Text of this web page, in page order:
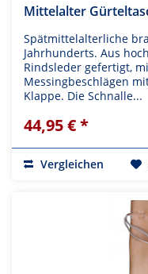
Mittelalter
Spätmittelalterliche
Jahrhunderts. Aus
Rindsleder gefertigt,
Messingbeschlägen
Klappe. Die Schnalle...
44,95 € *
Vergleichen